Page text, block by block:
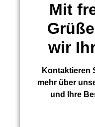
Mit
wir
Kontaktieren
mehr über
und Ihre